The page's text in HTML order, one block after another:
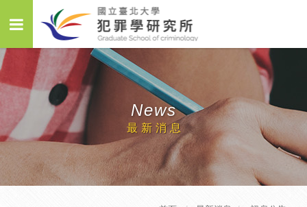
News
最新消息